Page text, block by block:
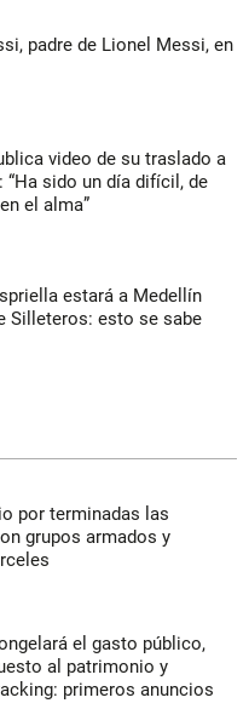
padre de Lionel Messi, en
video de su traslado a
“Ha sido un día difícil, de
el alma”
estará a Medellín
Silleteros: esto se sabe
por terminadas las
grupos armados y
el gasto público,
al patrimonio y
primeros anuncios